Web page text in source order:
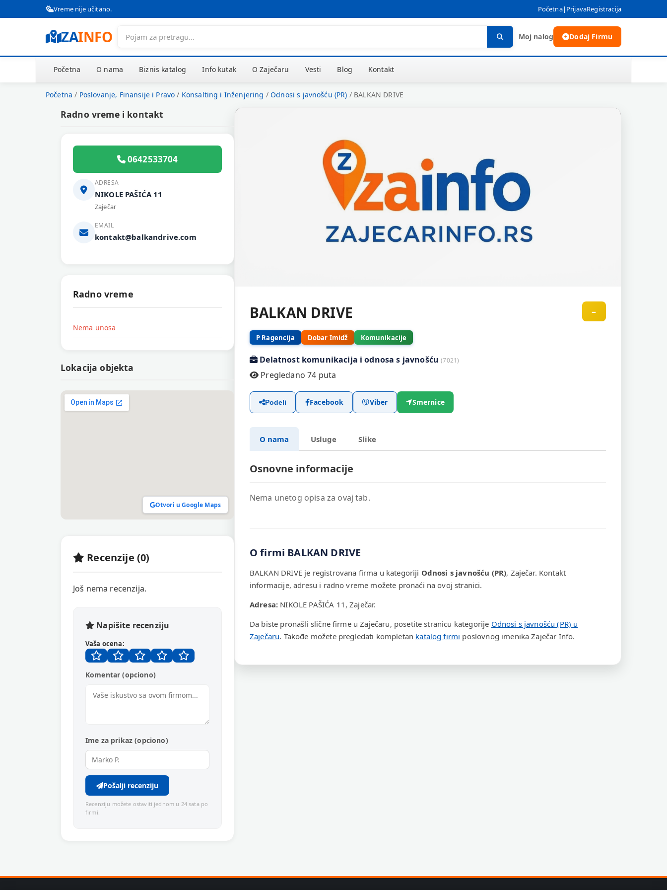
Vreme nije učitano. Početna| PrijavaRegistracija
ZAINFO Moj nalog Dodaj Firmu
Početna O nama Biznis katalog Info kutak O Zaječaru Vesti Blog Kontakt
Početna / Poslovanje, Finansije i Pravo / Konsalting i Inženjering /Odnosi s javnošću (PR) / BALKAN DRIVE
BALKAN DRIVE
P Ragencija Dobar Imidž Komunikacije
Delatnost komunikacija i odnosa s javnošću(7021)
Pregledano 74 puta
–
Podeli Facebook Viber Smernice
O nama Usluge Slike
Osnovne informacije
Nema unetog opisa za ovaj tab.
O firmi BALKAN DRIVE
BALKAN DRIVE je registrovana firma u kategoriji Odnosi s javnošću (PR), Zaječar. Kontakt
informacije, adresu i radno vreme možete pronaći na ovoj stranici.
Adresa: NIKOLE PAŠIĆA 11, Zaječar.
Da biste pronašli slične firme u Zaječaru, posetite stranicu kategorije Odnosi s javnošću (PR) u
Zaječaru. Takođe možete pregledati kompletan katalog firmi poslovnog imenika Zaječar Info.
Radno vreme i kontakt
0642533704
ADRESA
NIKOLE PAŠIĆA 11
Zaječar
EMAIL
kontakt@balkandrive.com
Radno vreme
Nema unosa
Lokacija objekta
Otvori u Google Maps
Recenzije (0)
Još nema recenzija.
Napišite recenziju
Vaša ocena:
Komentar (opciono)
Ime za prikaz (opciono)
Pošalji recenziju
Recenziju možete ostaviti jednom u 24 sata po
firmi.